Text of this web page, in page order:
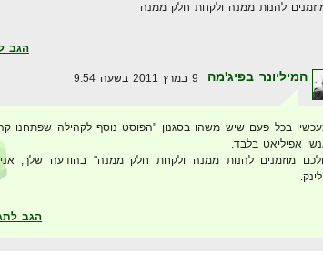
להנות ממנה ולקחת חלק ממנה
הגב
המיליונר בפיג'מה
בכל פעם שיש משהו בסגנון "הפוסט נוסף לקהילה שפתחנו
אפיליאט בלבד.
מוזמנים להנות ממנה ולקחת חלק ממנה" בהודעה שלך,
הגב